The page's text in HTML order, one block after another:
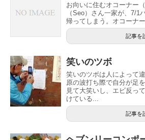
お向いに住むオコーナー
（Seo）さん一家が、7/1
帰ってしまう。オコーナ
記事を
笑いのツボ
笑いのツボは人によって
原の波打ち際で自分が足
見て大笑いし、エビ反っ
けている...
記事を